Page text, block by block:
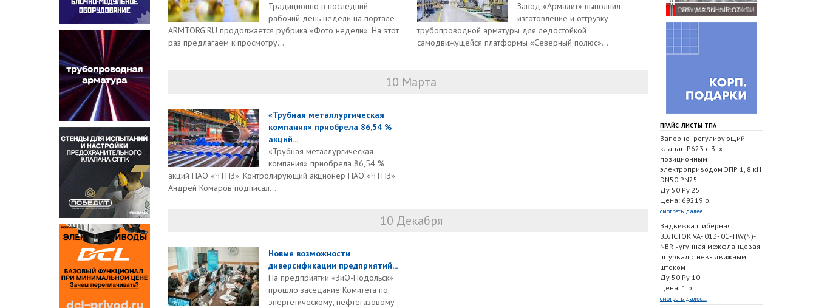
Традиционно в последний
рабочий день недели на портале
ARMTORG.RU продолжается рубрика «Фото недели». На этот
раз предлагаем к просмотру...
Завод «Армалит» выполнил
изготовление и отгрузку
трубопроводной арматуры для ледостойкой
самодвижущейся платформы «Северный полюс»...
10 Марта
«Трубная металлургическая
компания» приобрела 86,54 %
акций...
«Трубная металлургическая
компания» приобрела 86,54 %
акций ПАО «ЧТПЗ». Контролирующий акционер ПАО «ЧТПЗ»
Андрей Комаров подписал...
10 Декабря
Новые возможности
диверсификации предприятий...
На предприятии «ЗиО-Подольск»
прошло заседание Комитета по
энергетическому, нефтегазовому
ПРАЙС-ЛИСТЫ ТПА
Запорно- регулирующий
клапан Р623 с 3- х
позиционным
электроприводом ЭПР 1, 8 кН
DN50 PN25
Ду 50 Ру 25
Цена: 69219 р.
смотреть далее...
Задвижка шиберная
ВЭЛСТОК VA- 013- 01- HW(N)-
NBR чугунная межфланцевая
штурвал с невыдвижным
штоком
Ду 50 Ру 10
Цена: 1 р.
смотреть далее...